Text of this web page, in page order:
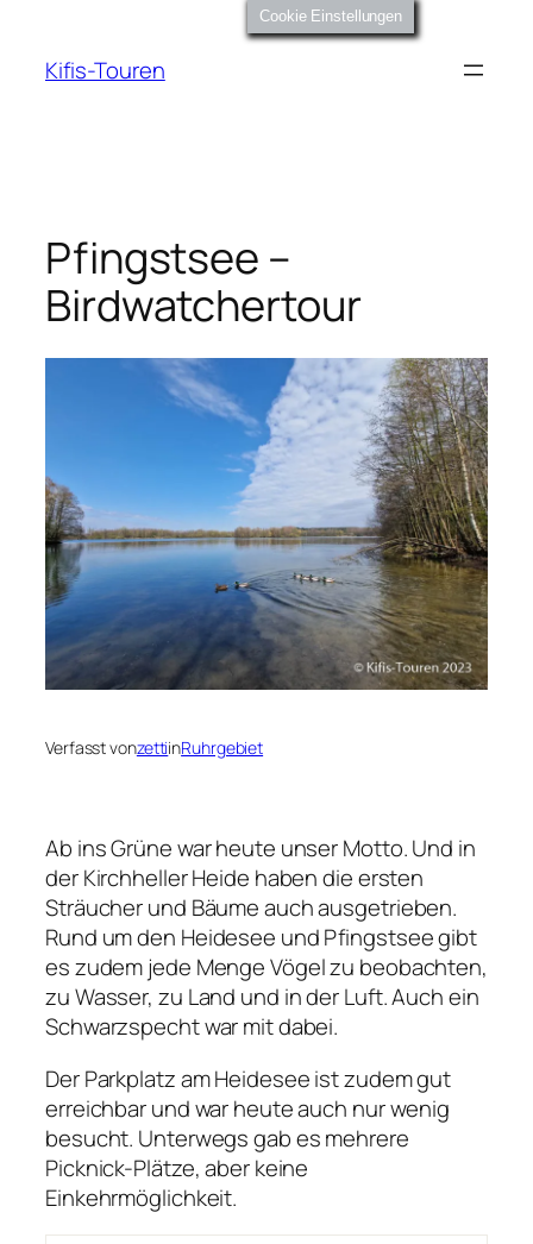
springen
Kifis-Touren
Pfingstsee –
Birdwatchertour
Verfasst vonzettiinRuhrgebiet
Ab ins Grüne war heute unser Motto. Und in
der Kirchheller Heide haben die ersten
Sträucher und Bäume auch ausgetrieben.
Rund um den Heidesee und Pfingstsee gibt
es zudem jede Menge Vögel zu beobachten,
zu Wasser, zu Land und in der Luft. Auch ein
Schwarzspecht war mit dabei.
Der Parkplatz am Heidesee ist zudem gut
erreichbar und war heute auch nur wenig
besucht. Unterwegs gab es mehrere
Picknick-Plätze, aber keine
Einkehrmöglichkeit.
Cookie Einstellungen